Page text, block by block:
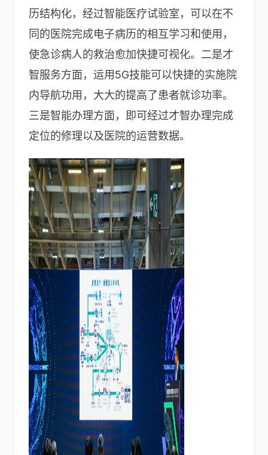
历结构化，经过智能医疗试验室，可以在不
同的医院完成电子病历的相互学习和使用，
使急诊病人的救治愈加快捷可视化。二是才
智服务方面，运用5G技能可以快捷的实施院
内导航功用，大大的提高了患者就诊功率。
三是智能办理方面，即可经过才智办理完成
定位的修理以及医院的运营数据。